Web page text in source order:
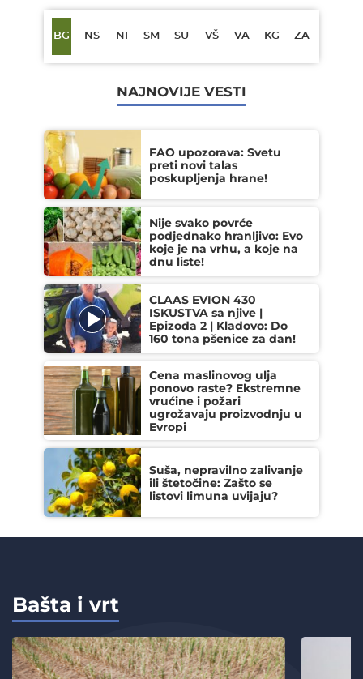
BG NS NI SM SU VŠ VA KG ZA
NAJNOVIJE VESTI
FAO upozorava: Svetu
preti novi talas
poskupljenja hrane!
Nije svako povrće
podjednako hranljivo: Evo
koje je na vrhu, a koje na
dnu liste!
CLAAS EVION 430
ISKUSTVA sa njive |
Epizoda 2 | Kladovo: Do
160 tona pšenice za dan!
Cena maslinovog ulja
ponovo raste? Ekstremne
vrućine i požari
ugrožavaju proizvodnju u
Evropi
Suša, nepravilno zalivanje
ili štetočine: Zašto se
listovi limuna uvijaju?
Bašta i vrt